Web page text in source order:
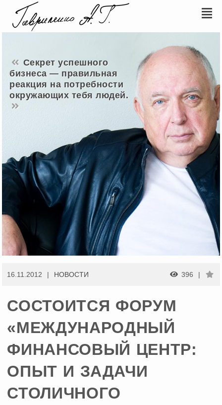
Секрет успешного
бизнеса — правильная
реакция на потребности
окружающих тебя людей.
16.11.2012 НОВОСТИ 396
СОСТОИТСЯ ФОРУМ
«МЕЖДУНАРОДНЫЙ
ФИНАНСОВЫЙ ЦЕНТР:
ОПЫТ И ЗАДАЧИ
СТОЛИЧНОГО